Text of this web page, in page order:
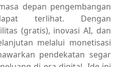
depan pengembangan
terlihat. Dengan
(gratis), inovasi AI, dan
melalui monetisasi
pendekatan segar